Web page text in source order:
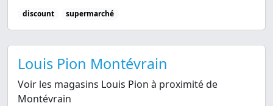
discount supermarché
Louis Pion Montévrain
Voir les magasins Louis Pion à proximité de
Montévrain